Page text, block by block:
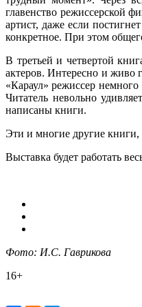
главенство режиссерской
артист, даже если
конкретное. При этом
В третьей и четвертой
актеров. Интересно и живо
«Караул» режиссер немного
Читатель невольно
написаны книги.
Эти и многие другие книги,
Выставка будет работать
Фото: И.С. Гаврикова
16+